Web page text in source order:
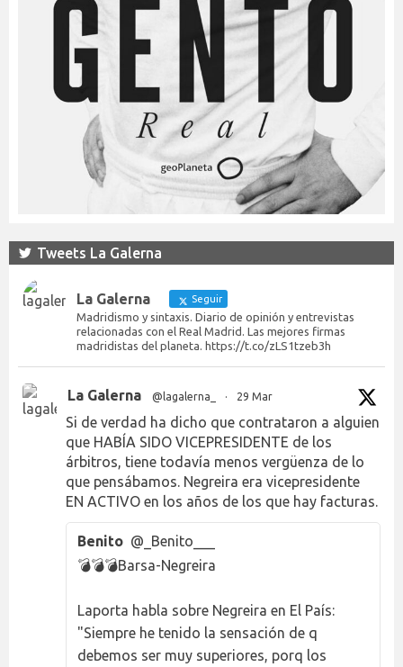
Tweets La Galerna
La Galerna Seguir
Madridismo y sintaxis. Diario de opinión y entrevistas
relacionadas con el Real Madrid. Las mejores firmas
madridistas del planeta. https://t.co/zLS1tzeb3h
La Galerna @lagalerna_ · 29 Mar
Si de verdad ha dicho que contrataron a alguien
que HABÍA SIDO VICEPRESIDENTE de los
árbitros, tiene todavía menos vergüenza de lo
que pensábamos. Negreira era vicepresidente
EN ACTIVO en los años de los que hay facturas.
Benito @_Benito___
💣💣💣Barsa-Negreira
Laporta habla sobre Negreira en El País:
"Siempre he tenido la sensación de q
debemos ser muy superiores, porq los